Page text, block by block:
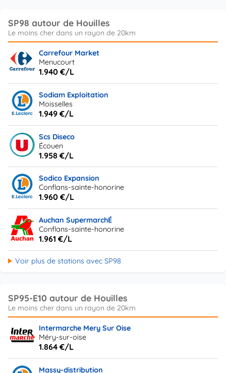
SP98 autour de Houilles
Carrefour Market
Menucourt
1.940 €/L
Sodiam Exploitation
Moisselles
1.949 €/L
Scs Diseco
Écouen
1.958 €/L
Sodico Expansion
Conflans-sainte-honorine
1.960 €/L
Auchan SupermarchÉ
Conflans-sainte-honorine
1.961 €/L
Voir plus de stations avec SP98
SP95-E10 autour de Houilles
Intermarche Mery Sur Oise
Méry-sur-oise
1.864 €/L
Massy-distribution